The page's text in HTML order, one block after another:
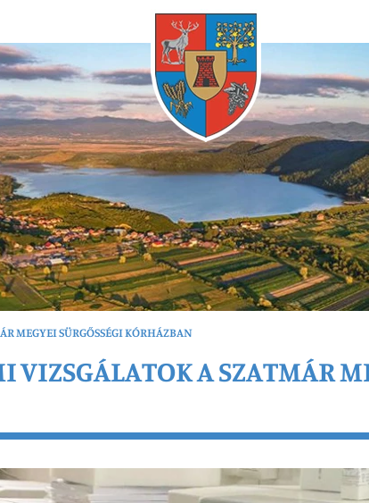
MEGYEI SÜRGŐSSÉGI KÓRHÁZBAN
VIZSGÁLATOK A SZATMÁR